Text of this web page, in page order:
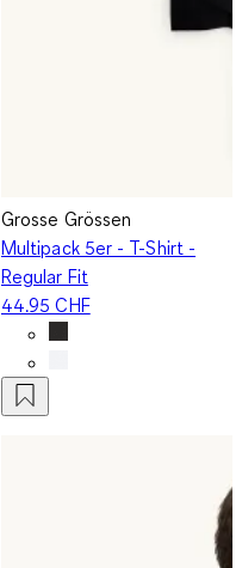
Grosse Grössen
Multipack 5er - T-Shirt -
Regular Fit
44.95 CHF